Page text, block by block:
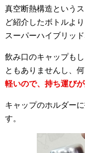
真空断熱構造という
ど紹介したボトルよ
スーパーハイブリッ
飲み口のキャップも
ともありませんし、何
軽いので、持ち運びが
キャップのホルダー
す。